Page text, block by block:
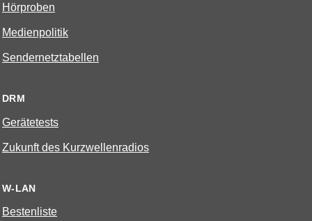
Hörproben
Medienpolitik
Sendernetztabellen
DRM
Gerätetests
Zukunft des Kurzwellenradios
W-LAN
Bestenliste